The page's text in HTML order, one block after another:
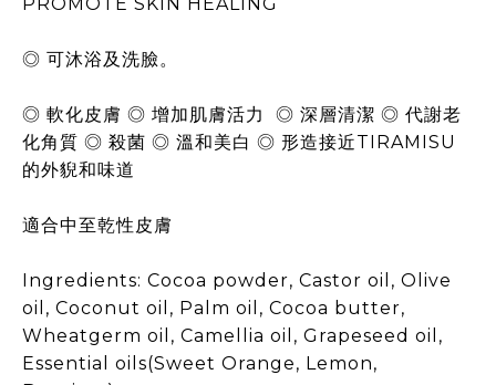
◎ 可沐浴及洗臉。
◎ 軟化皮膚 ◎ 增加肌膚活力 ◎ 深層清潔 ◎ 代謝老
化角質 ◎ 殺菌 ◎ 溫和美白 ◎ 形造接近TIRAMISU
的外貎和味道
適合中至乾性皮膚
Ingredients: Cocoa powder, Castor oil, Olive
oil, Coconut oil, Palm oil, Cocoa butter,
Wheatgerm oil, Camellia oil, Grapeseed oil,
Essential oils(Sweet Orange, Lemon,